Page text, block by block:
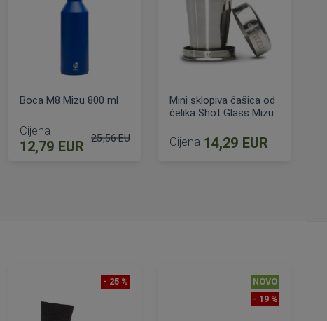
Boca M8 Mizu 800 ml
Cijena
12,79 EUR
25,56 EUR
Mini sklopiva čašica od
čelika Shot Glass Mizu
Cijena 14,29 EUR
- 25 %
NOVO
- 19 %